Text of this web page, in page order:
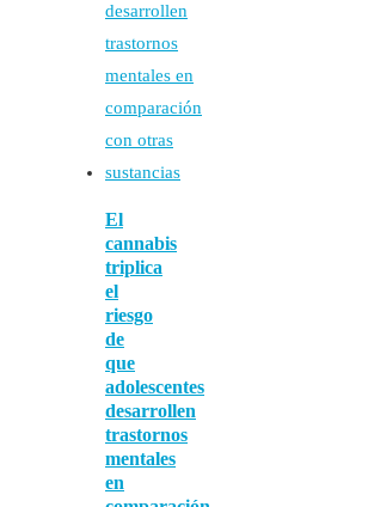
El
cannabis
triplica
el
riesgo
de
que
adolescentes
desarrollen
trastornos
mentales
en